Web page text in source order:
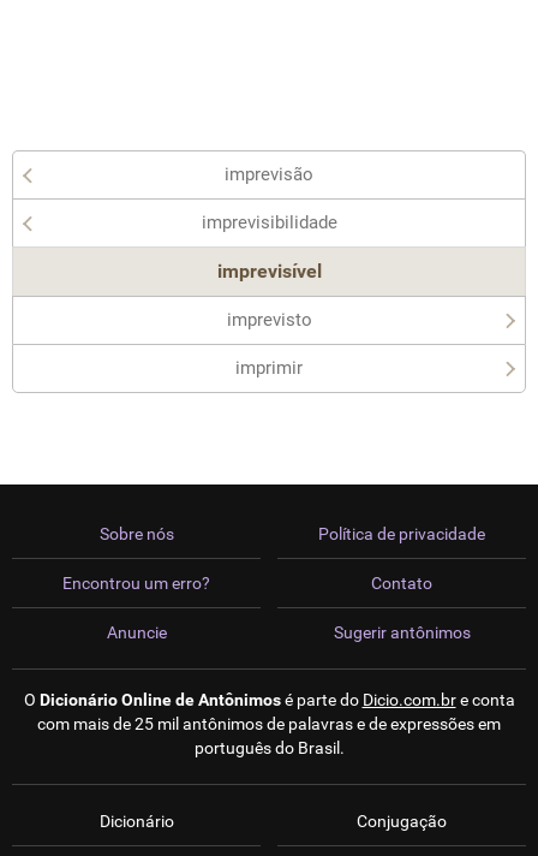
imprevisão
imprevisibilidade
imprevisível
imprevisto
imprimir
Sobre nós
Encontrou um erro?
Anuncie
Política de privacidade
Contato
Sugerir antônimos
O Dicionário Online de Antônimosé parte do Dicio.com.bre conta
com mais de 25 mil antônimos de palavras e de expressões em
português do Brasil.
Dicionário Conjugação